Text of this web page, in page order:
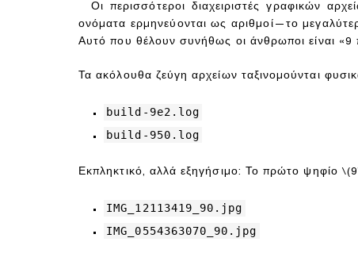
Οι περισσότεροι διαχειριστές γραφικών
ονόματα ερμηνεύονται ως αριθμοί—το
Αυτό που θέλουν συνήθως οι άνθρωποι είναι
Τα ακόλουθα ζεύγη αρχείων ταξινομούνται
build-9e2.log
build-950.log
Εκπληκτικό, αλλά εξηγήσιμο: Το πρώτο ψηφίο
IMG_12113419_90.jpg
IMG_0554363070_90.jpg